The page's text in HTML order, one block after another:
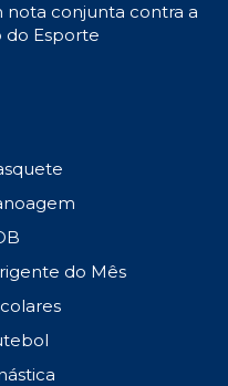
nota conjunta contra a
do Esporte
do Mês